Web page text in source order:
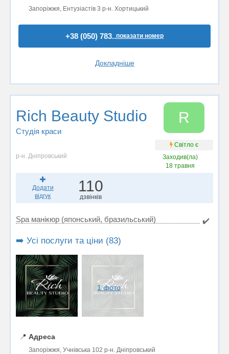
Запоріжжя, Ентузіастів 3 р-н. Хортицький
+38 (050) 783..показати номер
Докладніше
Rich Beauty Studio
Студія краси
R
Світло є
р-н. Дніпровський
Заходив(ла)
18 травня
Додати
відгук
110
дзвінків
Spa манікюр (японський, бразильський) ✔️
➡️ Усі послуги та ціни (83)
1 фото
📍 Адреса
Запоріжжя, Учнівська 102 р-н. Дніпровський